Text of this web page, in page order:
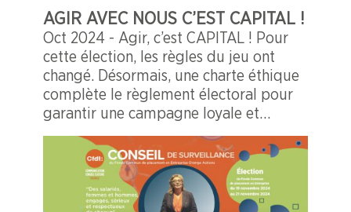
AGIR AVEC NOUS C’EST CAPITAL !
Oct 2024 - Agir, c’est CAPITAL ! Pour
cette élection, les règles du jeu ont
changé. Désormais, une charte éthique
complète le règlement électoral pour
garantir une campagne loyale et
respectueuse.